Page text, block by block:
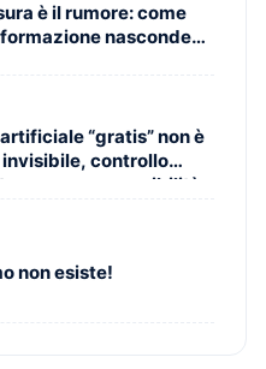
è il rumore: come
nasconde
“gratis” non è
controllo
e nuova possibilità
non esiste!